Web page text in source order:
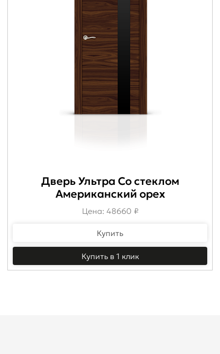
Дверь Ультра Со стеклом
Американский орех
Цена: 48660 ₽
Купить
Купить в 1 клик